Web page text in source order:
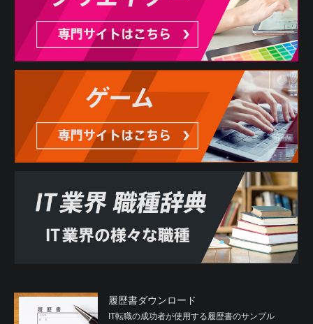
履歴書ダウンロード
IT転職の成功者が使用する履歴書のサンプル